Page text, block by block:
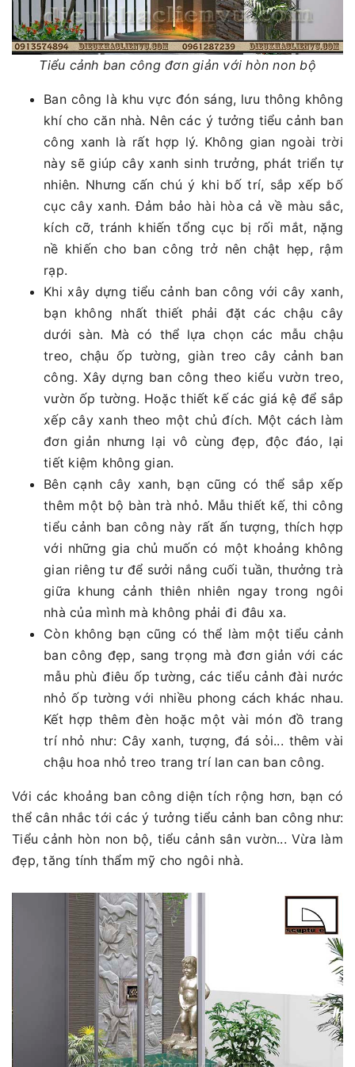
Tiểu cảnh ban công đơn giản với hòn non bộ
Ban công là khu vực đón sáng, lưu thông không
khí cho căn nhà. Nên các ý tưởng tiểu cảnh ban
công xanh là rất hợp lý. Không gian ngoài trời
này sẽ giúp cây xanh sinh trưởng, phát triển tự
nhiên. Nhưng cấn chú ý khi bố trí, sắp xếp bố
cục cây xanh. Đảm bảo hài hòa cả về màu sắc,
kích cỡ, tránh khiến tổng cục bị rối mắt, nặng
nề khiến cho ban công trở nên chật hẹp, rậm
rạp.
Khi xây dựng tiểu cảnh ban công với cây xanh,
bạn không nhất thiết phải đặt các chậu cây
dưới sàn. Mà có thể lựa chọn các mẫu chậu
treo, chậu ốp tường, giàn treo cây cảnh ban
công. Xây dựng ban công theo kiểu vườn treo,
vườn ốp tường. Hoặc thiết kế các giá kệ để sắp
xếp cây xanh theo một chủ đích. Một cách làm
đơn giản nhưng lại vô cùng đẹp, độc đáo, lại
tiết kiệm không gian.
Bên cạnh cây xanh, bạn cũng có thể sắp xếp
thêm một bộ bàn trà nhỏ. Mẫu thiết kế, thi công
tiểu cảnh ban công này rất ấn tượng, thích hợp
với những gia chủ muốn có một khoảng không
gian riêng tư để sưởi nắng cuối tuần, thưởng trà
giữa khung cảnh thiên nhiên ngay trong ngôi
nhà của mình mà không phải đi đâu xa.
Còn không bạn cũng có thể làm một tiểu cảnh
ban công đẹp, sang trọng mà đơn giản với các
mẫu phù điêu ốp tường, các tiểu cảnh đài nước
nhỏ ốp tường với nhiều phong cách khác nhau.
Kết hợp thêm đèn hoặc một vài món đồ trang
trí nhỏ như: Cây xanh, tượng, đá sỏi... thêm vài
chậu hoa nhỏ treo trang trí lan can ban công.
Với các khoảng ban công diện tích rộng hơn, bạn có
thể cân nhắc tới các ý tưởng tiểu cảnh ban công như:
Tiểu cảnh hòn non bộ, tiểu cảnh sân vườn... Vừa làm
đẹp, tăng tính thẩm mỹ cho ngôi nhà.